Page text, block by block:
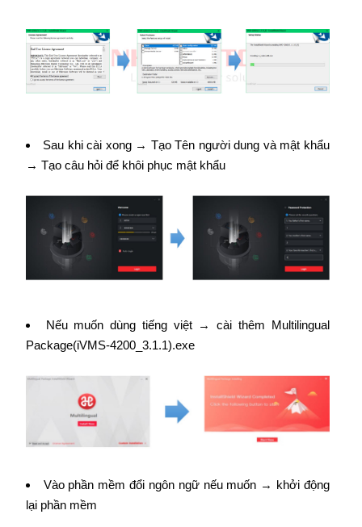
Sau khi cài xong → Tạo Tên người dung và mật khẩu
→ Tạo câu hỏi để khôi phục mật khẩu
Nếu muốn dùng tiếng việt → cài thêm Multilingual
Package(iVMS-4200_3.1.1).exe
Vào phần mềm đổi ngôn ngữ nếu muốn → khởi động
lại phần mềm